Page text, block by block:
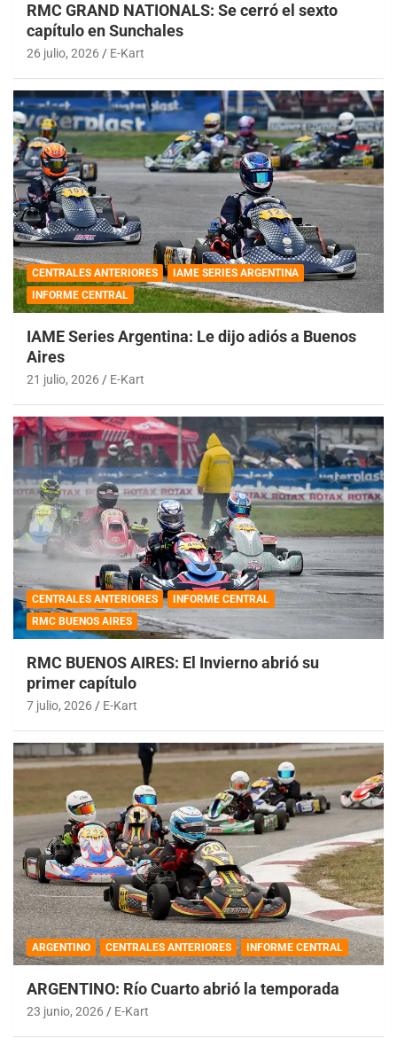
RMC GRAND NATIONALS: Se cerró el sexto
capítulo en Sunchales
26 julio, 2026 E-Kart
CENTRALES ANTERIORES
IAME SERIES ARGENTINA
INFORME CENTRAL
IAME Series Argentina: Le dijo adiós a Buenos
Aires
21 julio, 2026 E-Kart
CENTRALES ANTERIORES
INFORME CENTRAL
RMC BUENOS AIRES
RMC BUENOS AIRES: El Invierno abrió su
primer capítulo
7 julio, 2026 E-Kart
ARGENTINO CENTRALES ANTERIORES INFORME CENTRAL
ARGENTINO: Río Cuarto abrió la temporada
23 junio, 2026 E-Kart